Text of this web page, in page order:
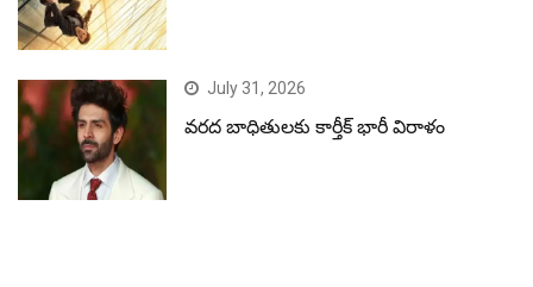
July 31, 2026
వరద బాధితులకు కార్తీక్ భారీ విరాళం